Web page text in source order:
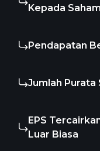
Kepada
Pendapatan
Jumlah Purata
EPS
Luar Biasa